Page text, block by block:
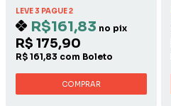
LEVE 3 PAGUE 2
R$161,83 no pix
R$ 175,90
R$ 161,83 com Boleto
COMPRAR